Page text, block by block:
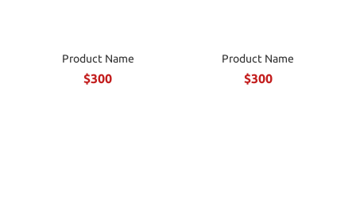
Product Name
$300
Product Name
$300